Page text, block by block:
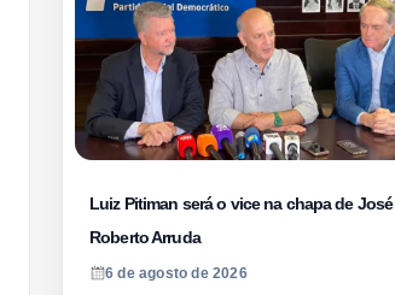
Luiz Pitiman será o vice na chapa de José
Roberto Arruda
6 de agosto de 2026